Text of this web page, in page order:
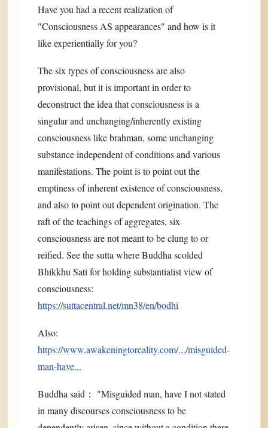
Have you had a recent realization of
"Consciousness AS appearances" and how is it
like experientially for you?
The six types of consciousness are also
provisional, but it is important in order to
deconstruct the idea that consciousness is a
singular and unchanging/inherently existing
consciousness like brahman, some unchanging
substance independent of conditions and various
manifestations. The point is to point out the
emptiness of inherent existence of consciousness,
and also to point out dependent origination. The
raft of the teachings of aggregates, six
consciousness are not meant to be clung to or
reified. See the sutta where Buddha scolded
Bhikkhu Sati for holding substantialist view of
consciousness:
https://suttacentral.net/mn38/en/bodhi
Also:
https://www.awakeningtoreality.com/.../misguided-
man-have...
Buddha said： "Misguided man, have I not stated
in many discourses consciousness to be